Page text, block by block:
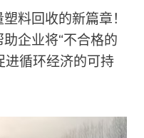
料回收的新篇章！
企业将“不合格的
进循环经济的可持